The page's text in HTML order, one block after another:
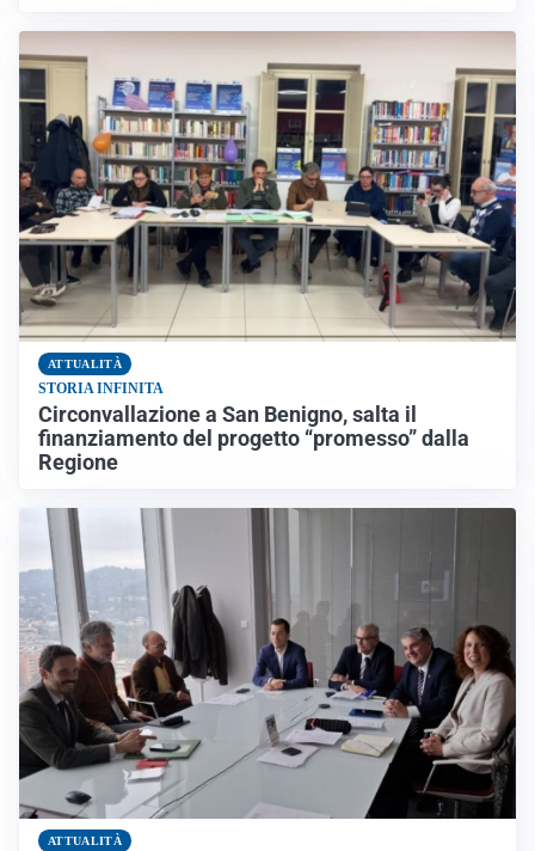
ATTUALITÀ
STORIA INFINITA
Circonvallazione a San Benigno, salta il
finanziamento del progetto “promesso” dalla
Regione
ATTUALITÀ